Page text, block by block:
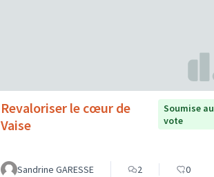
Revaloriser le cœur de
Vaise
Soumise au
vote
Sandrine GARESSE 2 0